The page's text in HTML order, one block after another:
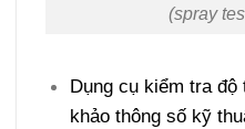
(spray
Dụng cụ kiểm tra
khảo thông số kỹ